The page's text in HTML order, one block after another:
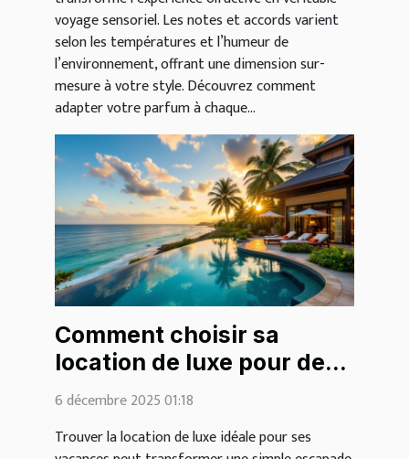
voyage sensoriel. Les notes et accords varient
selon les températures et l’humeur de
l’environnement, offrant une dimension sur-
mesure à votre style. Découvrez comment
adapter votre parfum à chaque...
Comment choisir sa
location de luxe pour des
vacances inoubliables ?
6 décembre 2025 01:18
Trouver la location de luxe idéale pour ses